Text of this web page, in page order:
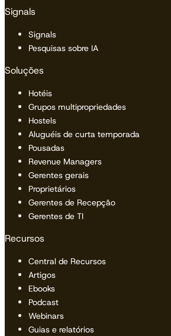
Signals
Signals
Pesquisas sobre IA
Soluções
Hotéis
Grupos multipropriedades
Hostels
Aluguéis de curta temporada
Pousadas
Revenue Managers
Gerentes gerais
Proprietários
Gerentes de Recepção
Gerentes de TI
Recursos
Central de Recursos
Artigos
Ebooks
Podcast
Webinars
Guias e relatórios